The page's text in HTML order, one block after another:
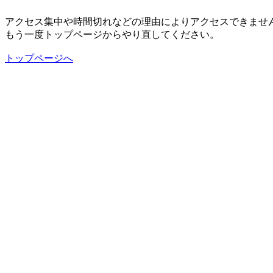
アクセス集中や時間切れなどの理由によりアクセスできませ
もう一度トップページからやり直してください。
トップページへ